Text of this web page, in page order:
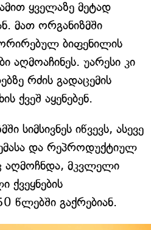
ყველაზე მეტად
მათ ორგანიზმში
ბიფენილის
აღმოაჩინეს. უარესი კი
რძის გადაცემის
ქვეშ აყენებენ.
სიმსივნეს იწვევს, ასევე
და რეპროდუქტიულ
მკვლელი
ქვეყნების
წლებში გაქრებიან.